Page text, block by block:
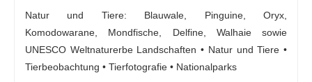
Natur und Tiere: Blauwale, Pinguine, Oryx,
Komodowarane, Mondfische, Delfine, Walhaie sowie
UNESCO Weltnaturerbe Landschaften • Natur und Tiere •
Tierbeobachtung • Tierfotografie • Nationalparks